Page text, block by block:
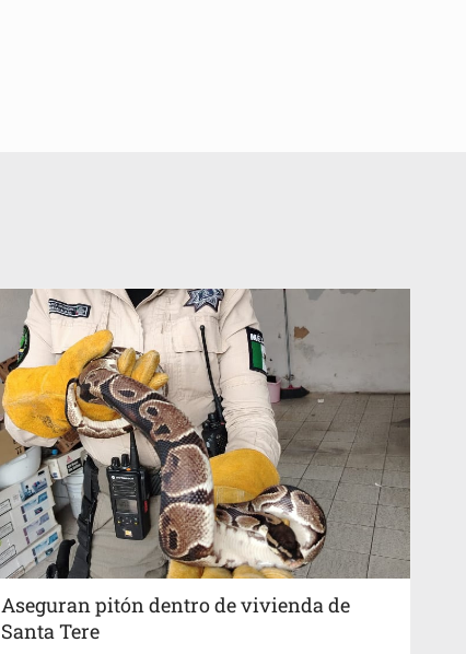
Aseguran pitón dentro de vivienda de
Santa Tere